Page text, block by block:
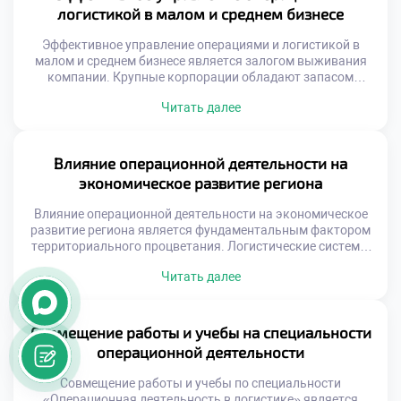
Современный рынок требует скорости и гибкости от
компаний. Конкурентное преимущество создается […]
логистикой в малом и среднем бизнесе
Эффективное управление операциями и логистикой в
малом и среднем бизнесе является залогом выживания
компании. Крупные корпорации обладают запасом
каждому сбою. Грамотная организация процессов
локальном рынке. Оптимизация операций напрямую
влияет на прибыльность предприятия. Выпускники с
такими навыками ценятся работодателями особенно […]
Читать далее
Влияние операционной деятельности на
экономическое развитие региона
Влияние операционной деятельности на экономическое
развитие региона является фундаментальным фактором
территориального процветания. Логистические системы
социальной сферы. Эффективность управления потоками
напрямую определяет конкурентоспособность
территории. Без налаженных операций невозможно
устойчивое развитие бизнеса и инфраструктуры.
Понимание этой роли формирует ответственное
отношение к будущей профессии у студентов.
Региональная экономика зависит от скорости
оборачиваемости […]
Читать далее
Совмещение работы и учебы на специальности
операционной деятельности
Совмещение работы и учебы по специальности